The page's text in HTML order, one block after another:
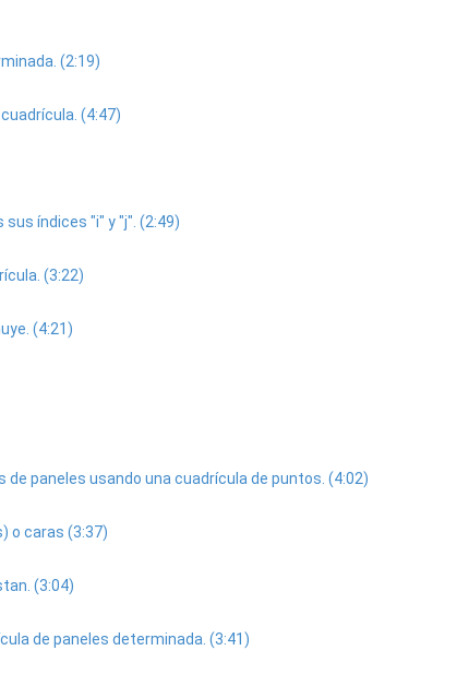
(2:19)
(4:47)
índices "i" y "j". (2:49)
(3:22)
(4:21)
de paneles usando una cuadrícula de puntos. (4:02)
o caras (3:37)
(3:04)
de paneles determinada. (3:41)